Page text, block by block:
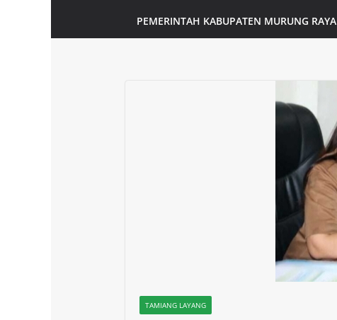
PEMERINTAH KABUPATEN MURUNG RAYA
TAMIANG LAYANG